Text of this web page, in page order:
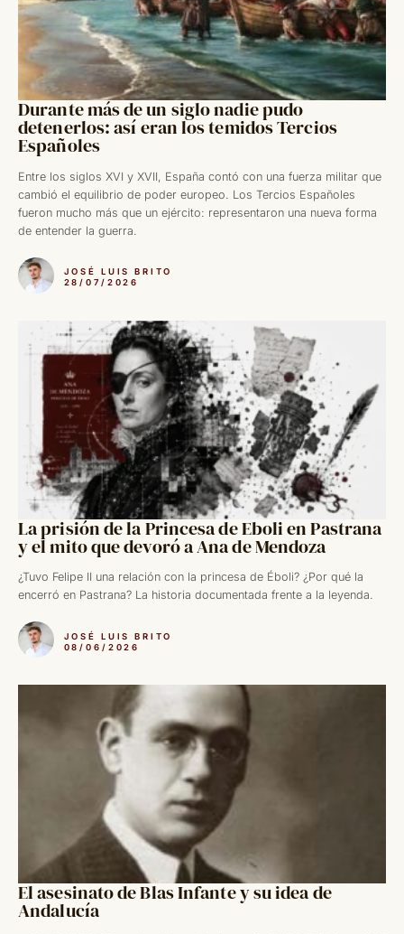
Durante más de un siglo nadie pudo
detenerlos: así eran los temidos Tercios
Españoles
Entre los siglos XVI y XVII, España contó con una fuerza militar que
cambió el equilibrio de poder europeo. Los Tercios Españoles
fueron mucho más que un ejército: representaron una nueva forma
de entender la guerra.
JOSÉ LUIS BRITO
28/07/2026
La prisión de la Princesa de Eboli en Pastrana
y el mito que devoró a Ana de Mendoza
¿Tuvo Felipe II una relación con la princesa de Éboli? ¿Por qué la
encerró en Pastrana? La historia documentada frente a la leyenda.
JOSÉ LUIS BRITO
08/06/2026
El asesinato de Blas Infante y su idea de
Andalucía